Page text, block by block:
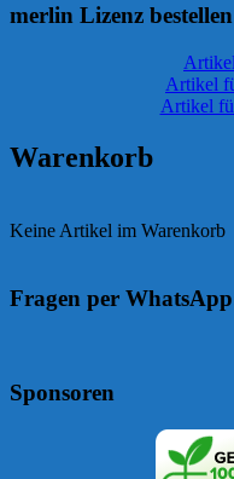
merlin Lizenz bestellen
Artikel
Artikel
Warenkorb
Keine Artikel im Warenkorb
Fragen per
Sponsoren